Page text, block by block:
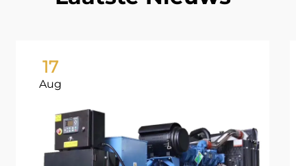
17
Aug